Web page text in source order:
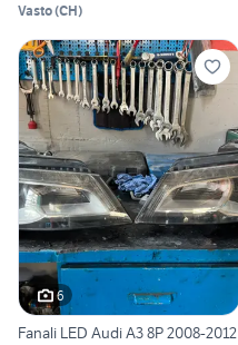
Vasto(CH)
6
Fanali LED Audi A3 8P 2008-2012